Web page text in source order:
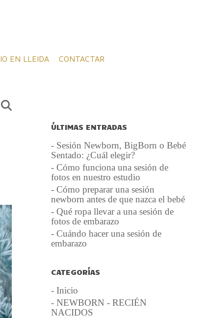
EN LLEIDA CONTACTAR
ÚLTIMAS ENTRADAS
- Sesión Newborn, BigBorn o Bebé
Sentado: ¿Cuál elegir?
- Cómo funciona una sesión de
fotos en nuestro estudio
- Cómo preparar una sesión
newborn antes de que nazca el bebé
- Qué ropa llevar a una sesión de
fotos de embarazo
- Cuándo hacer una sesión de
embarazo
CATEGORÍAS
- Inicio
- NEWBORN - RECIÉN
NACIDOS